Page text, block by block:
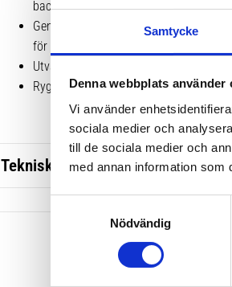
Samtycke
Denna webbplats använder
Vi använder
sociala medier och
till de sociala medier och
med annan information som
Nödvändig
backen
Genomgående rem som fäster
för smidig hantering på flygplatsen
Utvändig ficka med dragkedja för
Ryggsäcksremmar för enkel transport
Tekniska specifikationer